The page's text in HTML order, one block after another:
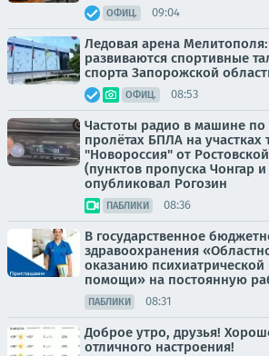
ОФИЦ. 09:04
Ледовая арена Мелитополя:
развиваются спортивные
спорта Запорожской
ОФИЦ. 08:53
Частоты радио в машине
пролётах БПЛА на участках
"Новороссия" от
(пунктов пропуска Чонгар
опубликовал Рогозин
ПАБЛИКИ 08:36
В государственное
здравоохранения
оказанию психиатрической
помощи» на постоянную
ПАБЛИКИ 08:31
Доброе утро, друзья!
отличного настроения!